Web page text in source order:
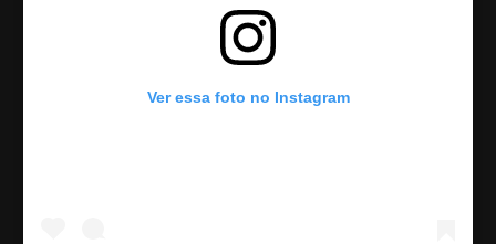
Ver essa foto no Instagram